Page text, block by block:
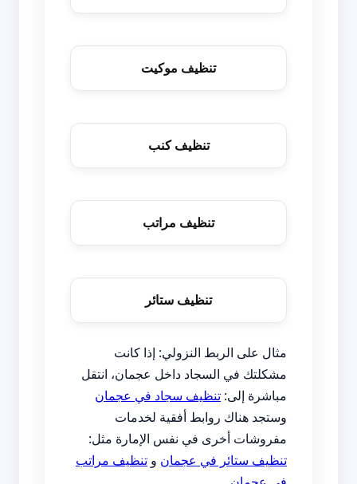
تنظيف موكيت
تنظيف كنب
تنظيف مراتب
تنظيف ستائر
مثال على الربط النزولي: إذا كانت
مشكلتك في السجاد داخل عجمان، انتقل
مباشرة إلى: تنظيف سجاد في عجمان
وستجد هناك روابط أفقية لخدمات
مفروشات أخرى في نفس الإمارة مثل:
تنظيف ستائر في عجمان و تنظيف مراتب